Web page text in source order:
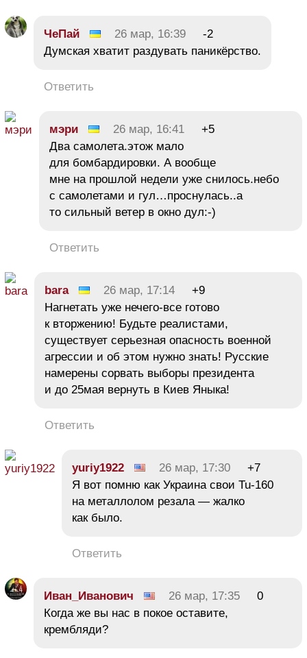
ЧеПай 26 мар, 16:39
-2
Думская хватит раздувать паникёрство.
Ответить
мэри 26 мар, 16:41
+5
Два самолета.этож мало
для бомбардировки. А вообще
мне на прошлой недели уже снилось.небо
с самолетами и гул…проснулась..а
то сильный ветер в окно дул:-)
Ответить
bara 26 мар, 17:14
+9
Нагнетать уже нечего-все готово
к вторжению! Будьте реалистами,
существует серьезная опасность военной
агрессии и об этом нужно знать! Русские
намерены сорвать выборы президента
и до 25мая вернуть в Киев Яныка!
Ответить
yuriy1922 26 мар, 17:30
+7
Я вот помню как Украина свои Tu-160
на металлолом резала — жалко
как было.
Ответить
Иван_Иванович 26 мар, 17:35
0
Когда же вы нас в покое оставите,
крембляди?